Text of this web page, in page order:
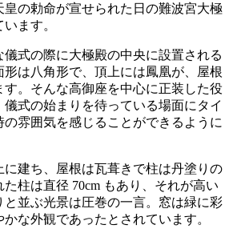
の勅命が宣せられた日の難波宮大極
ます。
式の際に大極殿の中央に設置される
は八角形で、頂上には鳳凰が、屋根
。そんな高御座を中心に正装した役
儀式の始まりを待っている場面にタイ
の雰囲気を感じることができるように
建ち、屋根は瓦葺きで柱は丹塗りの
柱は直径 70cm もあり、それが高い
と並ぶ光景は圧巻の一言。窓は緑に彩
な外観であったとされています。